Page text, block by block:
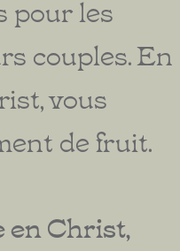
pour les
couples. En
vous
de fruit.
en Christ,